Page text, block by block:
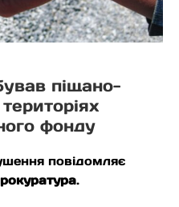
піщано-
фонду
повідомляє
.